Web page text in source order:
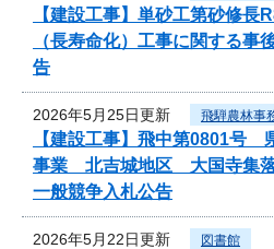
【建設工事】単砂工第砂修長
（長寿命化）工事に関する事
告
2026年5月25日更新 飛騨農林事
【建設工事】飛中第0801号
事業 北吉城地区 大国寺集落
一般競争入札公告
2026年5月22日更新 図書館